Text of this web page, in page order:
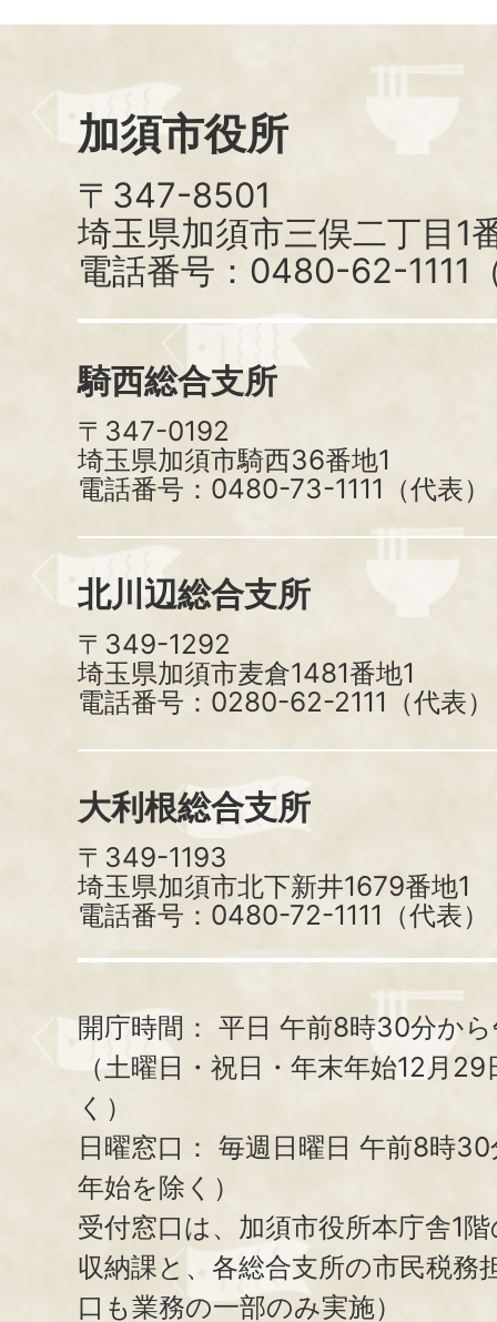
加須市役所
〒347-8501
埼玉県加須市三俣二丁目1
電話番号：0480-62-1111
騎西総合支所
〒347-0192
埼玉県加須市騎西36番地1
電話番号：0480-73-1111（代表）
北川辺総合支所
〒349-1292
埼玉県加須市麦倉1481番地1
電話番号：0280-62-2111（代表）
大利根総合支所
〒349-1193
埼玉県加須市北下新井1679番地1
電話番号：0480-72-1111（代表）
開庁時間： 平日 午前8時30分か
（土曜日・祝日・年末年始12月
く）
日曜窓口： 毎週日曜日 午前8時
年始を除く）
受付窓口は、加須市役所本庁舎1
収納課と、 各総合支所の市民税務
口も業務の一部のみ実施）